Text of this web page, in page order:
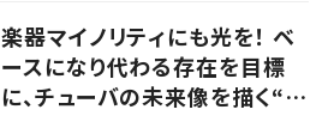
楽器マイノリティにも光を！ ベ
ースになり代わる存在を目標
に、チューバの未来像を描く“ブ